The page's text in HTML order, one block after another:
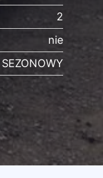
2
nie
SEZONOWY